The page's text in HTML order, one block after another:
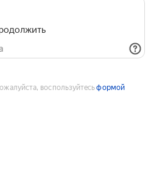
воспользуйтесьформой